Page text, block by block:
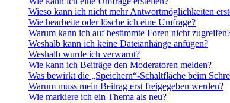
Wieso kann ich nicht mehr Antwortmöglichkeiten
Wie bearbeite oder lösche ich eine Umfrage?
Warum kann ich auf bestimmte Foren nicht
Weshalb kann ich keine Dateianhänge anfügen?
Weshalb wurde ich verwarnt?
Wie kann ich Beiträge den Moderatoren melden?
Was bewirkt die „Speichern“-Schaltfläche beim
Warum muss mein Beitrag erst freigegeben werden?
Wie markiere ich ein Thema als neu?